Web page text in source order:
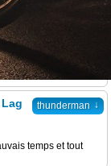
thunderman ↓
temps et tout